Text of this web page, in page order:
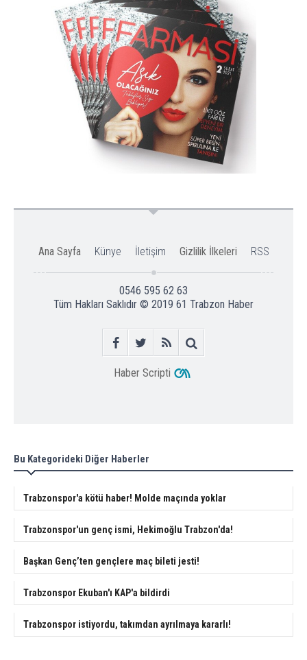
Ana Sayfa Künye İletişim Gizlilik İlkeleri RSS
0546 595 62 63
Tüm Hakları Saklıdır © 2019 61 Trabzon Haber
Haber Scripti
Bu Kategorideki Diğer Haberler
Trabzonspor'a kötü haber! Molde maçında yoklar
Trabzonspor'un genç ismi, Hekimoğlu Trabzon'da!
Başkan Genç’ten gençlere maç bileti jesti!
Trabzonspor Ekuban'ı KAP'a bildirdi
Trabzonspor istiyordu, takımdan ayrılmaya kararlı!